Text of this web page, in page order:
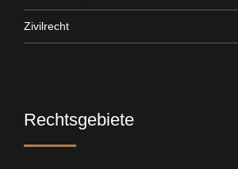
Zivilrecht
Rechtsgebiete